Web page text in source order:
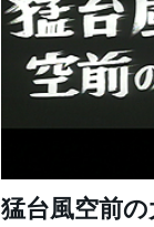
猛台風空前